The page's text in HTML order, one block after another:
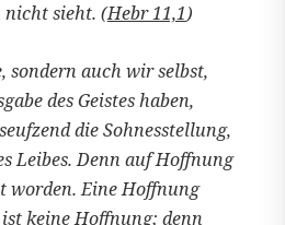
nicht sieht. (Hebr 11,1)
auch wir selbst,
des Geistes haben,
die Sohnesstellung,
Leibes. Denn auf Hoffnung
Eine Hoffnung
keine Hoffnung; denn